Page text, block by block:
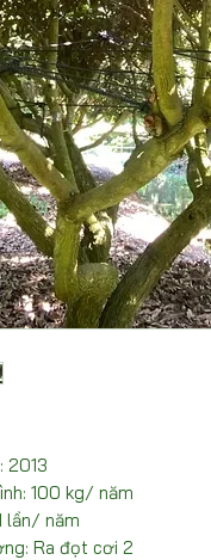
2013
100 kg/ năm
lần/ năm
Ra đọt cơi 2